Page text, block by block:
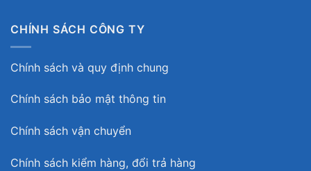
CHÍNH SÁCH CÔNG TY
Chính sách và quy định chung
Chính sách bảo mật thông tin
Chính sách vận chuyển
Chính sách kiểm hàng, đổi trả hàng